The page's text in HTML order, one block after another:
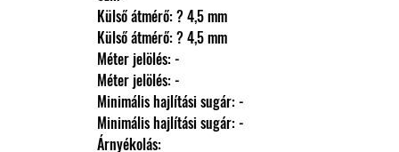
                Külső átmérő: ? 4,5 mm
                Külső átmérő: ? 4,5 mm
                Méter jelölés: -
                Méter jelölés: -
                Minimális hajlítási sugár: -
                Minimális hajlítási sugár: -
                Árnyékolás: